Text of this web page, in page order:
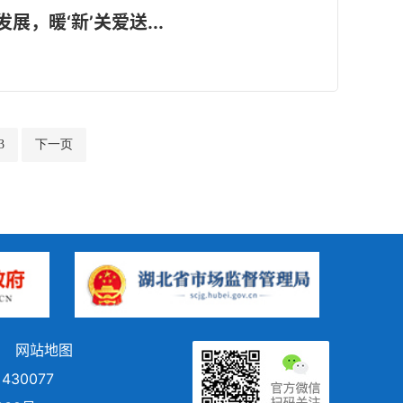
，暖‘新’关爱送...
下一页
网站地图